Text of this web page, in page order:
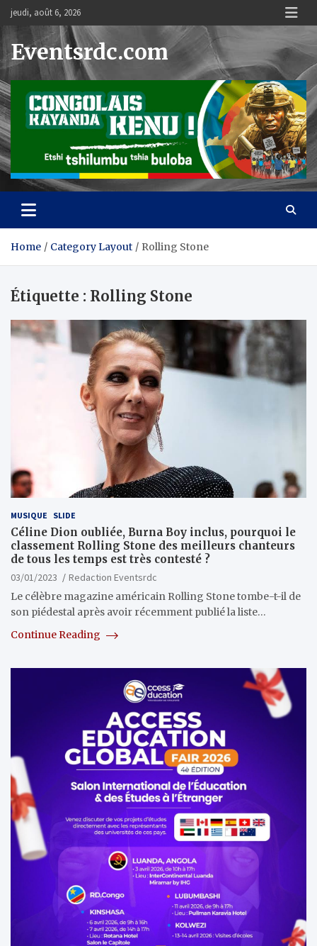
Skip
content
jeudi, août 6, 2026
Eventsrdc.com
Home Category Layout Rolling Stone
Étiquette : Rolling Stone
MUSIQUE SLIDE
Céline Dion oubliée, Burna Boy inclus, pourquoi le
classement Rolling Stone des meilleurs chanteurs
de tous les temps est très contesté ?
03/01/2023
Redaction Eventsrdc
Le célèbre magazine américain Rolling Stone tombe-t-il de
son piédestal après avoir récemment publié la liste…
Continue Reading